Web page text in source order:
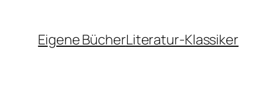
Eigene BücherLiteratur-Klassiker